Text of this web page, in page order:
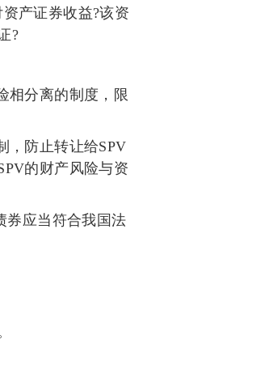
产证券收益?该资
?
相分离的制度，限
，防止转让给SPV
的财产风险与资
券应当符合我国法